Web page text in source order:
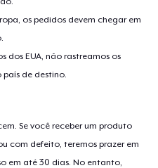
os pedidos devem chegar em
dos EUA, não rastreamos os
de destino.
Se você receber um produto
com defeito, teremos prazer em
em até 30 dias. No entanto,